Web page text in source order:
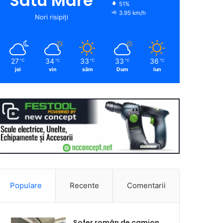
Nori risipiți
51%
3.95 km/h
27 ℃
joi
34 ℃
vin
33 ℃
sâm
33 ℃
Dum
36 ℃
lun
Populare Recente Comentarii